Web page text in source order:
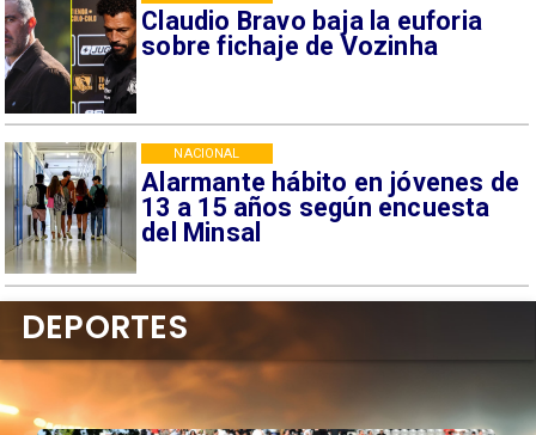
Claudio Bravo baja la euforia
sobre fichaje de Vozinha
Alarmante hábito en jóvenes de
13 a 15 años según encuesta
del Minsal
NACIONAL
DEPORTES